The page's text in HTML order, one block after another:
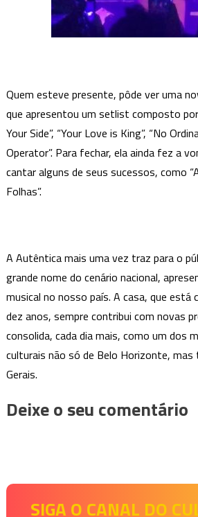
Quem esteve presente, pôde ver uma
que apresentou um setlist composto
Your Side”, “Your Love is King”, “No
Operator”. Para fechar, ela ainda fez a
cantar alguns de seus sucessos, como
Folhas”.
A Autêntica mais uma vez traz para o
grande nome do cenário nacional,
musical no nosso país. A casa, que está
dez anos, sempre contribui com novas
consolida, cada dia mais, como um dos
culturais não só de Belo Horizonte, mas
Gerais.
Deixe o seu comentário
SIGA O CANAL DO